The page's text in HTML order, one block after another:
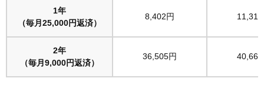
1年
（毎月25,000円返済）
8,402円
2年
（毎月9,000円返済）
36,505円